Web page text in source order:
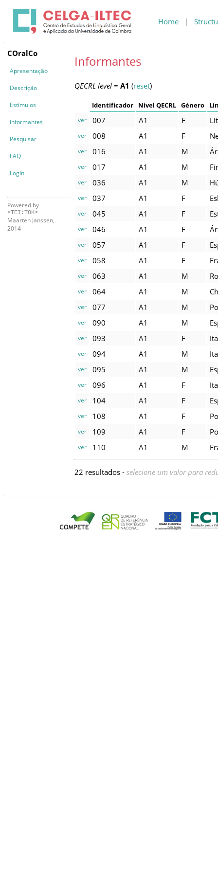
Home |
COralCo
Apresentação
Descrição
Estímulos
Informantes
Pesquisar
FAQ
Login
Powered by
<TEI:TOK>
Maarten Janssen,
2014-
Informantes
QECRL level = A1 (reset)
Identificador Nível QECRL Género
ver 007 A1 F
ver 008 A1 F
ver 016 A1 M
ver 017 A1 M
ver 036 A1 M
ver 037 A1 F
ver 045 A1 F
ver 046 A1 F
ver 057 A1 F
ver 058 A1 F
ver 063 A1 M
ver 064 A1 M
ver 077 A1 M
ver 090 A1 M
ver 093 A1 F
ver 094 A1 M
ver 095 A1 M
ver 096 A1 F
ver 104 A1 F
ver 108 A1 F
ver 109 A1 F
ver 110 A1 M
22 resultados - selecione um valor para